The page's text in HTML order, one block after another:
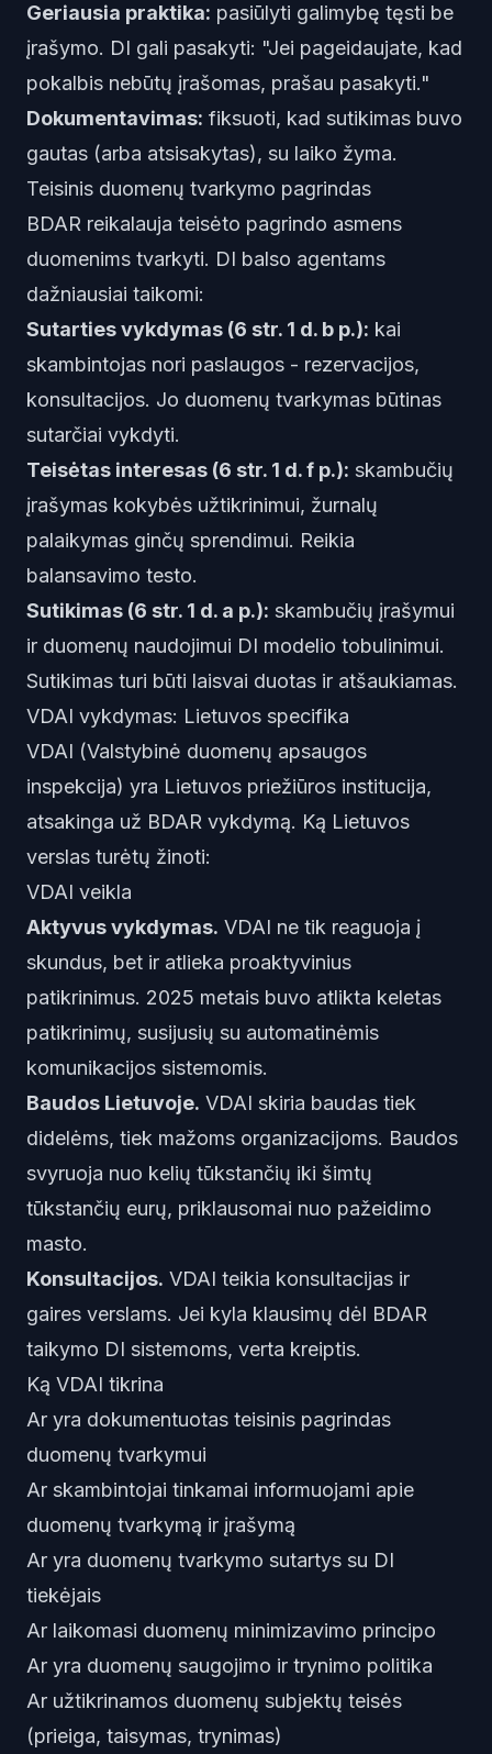
Geriausia praktika: pasiūlyti galimybę tęsti be
įrašymo. DI gali pasakyti: "Jei pageidaujate, kad
pokalbis nebūtų įrašomas, prašau pasakyti."
Dokumentavimas: fiksuoti, kad sutikimas buvo
gautas (arba atsisakytas), su laiko žyma.
Teisinis duomenų tvarkymo pagrindas
BDAR reikalauja teisėto pagrindo asmens
duomenims tvarkyti. DI balso agentams
dažniausiai taikomi:
Sutarties vykdymas (6 str. 1 d. b p.): kai
skambintojas nori paslaugos - rezervacijos,
konsultacijos. Jo duomenų tvarkymas būtinas
sutarčiai vykdyti.
Teisėtas interesas (6 str. 1 d. f p.): skambučių
įrašymas kokybės užtikrinimui, žurnalų
palaikymas ginčų sprendimui. Reikia
balansavimo testo.
Sutikimas (6 str. 1 d. a p.): skambučių įrašymui
ir duomenų naudojimui DI modelio tobulinimui.
Sutikimas turi būti laisvai duotas ir atšaukiamas.
VDAI vykdymas: Lietuvos specifika
VDAI (Valstybinė duomenų apsaugos
inspekcija) yra Lietuvos priežiūros institucija,
atsakinga už BDAR vykdymą. Ką Lietuvos
verslas turėtų žinoti:
VDAI veikla
Aktyvus vykdymas. VDAI ne tik reaguoja į
skundus, bet ir atlieka proaktyvinius
patikrinimus. 2025 metais buvo atlikta keletas
patikrinimų, susijusių su automatinėmis
komunikacijos sistemomis.
Baudos Lietuvoje. VDAI skiria baudas tiek
didelėms, tiek mažoms organizacijoms. Baudos
svyruoja nuo kelių tūkstančių iki šimtų
tūkstančių eurų, priklausomai nuo pažeidimo
masto.
Konsultacijos. VDAI teikia konsultacijas ir
gaires verslams. Jei kyla klausimų dėl BDAR
taikymo DI sistemoms, verta kreiptis.
Ką VDAI tikrina
Ar yra dokumentuotas teisinis pagrindas
duomenų tvarkymui
Ar skambintojai tinkamai informuojami apie
duomenų tvarkymą ir įrašymą
Ar yra duomenų tvarkymo sutartys su DI
tiekėjais
Ar laikomasi duomenų minimizavimo principo
Ar yra duomenų saugojimo ir trynimo politika
Ar užtikrinamos duomenų subjektų teisės
(prieiga, taisymas, trynimas)